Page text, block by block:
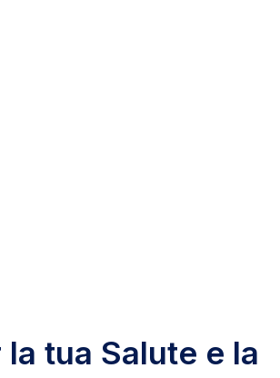
tua Salute e la